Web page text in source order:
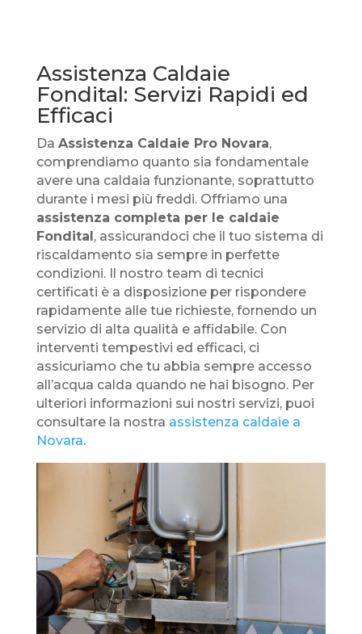
Assistenza Caldaie
Fondital: Servizi Rapidi ed
Efficaci
Da Assistenza Caldaie Pro Novara,
comprendiamo quanto sia fondamentale
avere una caldaia funzionante, soprattutto
durante i mesi più freddi. Offriamo una
assistenza completa per le caldaie
Fondital, assicurandoci che il tuo sistema di
riscaldamento sia sempre in perfette
condizioni. Il nostro team di tecnici
certificati è a disposizione per rispondere
rapidamente alle tue richieste, fornendo un
servizio di alta qualità e affidabile. Con
interventi tempestivi ed efficaci, ci
assicuriamo che tu abbia sempre accesso
all’acqua calda quando ne hai bisogno. Per
ulteriori informazioni sui nostri servizi, puoi
consultare la nostra assistenza caldaie a
Novara.